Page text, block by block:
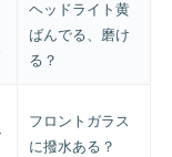
ヘッドライト黄
ばんでる、磨け
る？
フロントガラス
に撥水ある？